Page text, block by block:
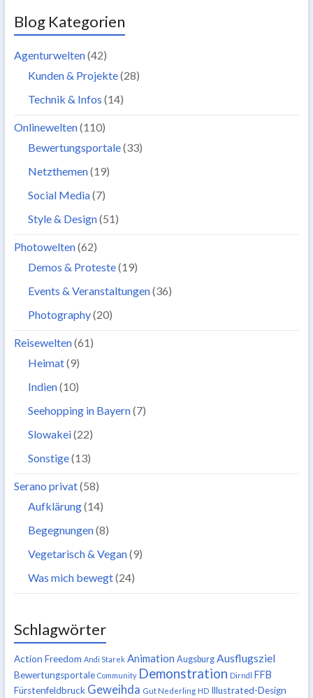
Blog Kategorien
Agenturwelten(42)
Kunden & Projekte(28)
Technik & Infos (14)
Onlinewelten(110)
Bewertungsportale(33)
Netzthemen(19)
Social Media(7)
Style & Design(51)
Photowelten(62)
Demos & Proteste(19)
Events & Veranstaltungen(36)
Photography(20)
Reisewelten(61)
Heimat(9)
Indien(10)
Seehopping in Bayern(7)
Slowakei(22)
Sonstige(13)
Serano privat(58)
Aufklärung(14)
Begegnungen(8)
Vegetarisch & Vegan(9)
Was mich bewegt(24)
Schlagwörter
Action Freedom Andi Starek Animation Augsburg Ausflugsziel
Bewertungsportale Community Demonstration Dirndl FFB
Fürstenfeldbruck Geweihda Gut Nederling HD Illustrated-Design